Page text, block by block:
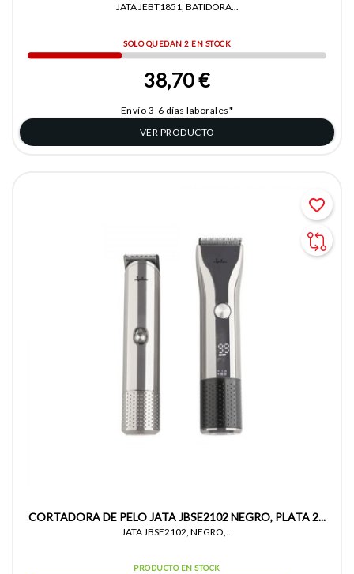
JATA JEBT1851, BATIDORA...
SOLO QUEDAN 2 EN STOCK
38,70 €
Envío 3-6 días laborales*
VER PRODUCTO
CORTADORA DE PELO JATA JBSE2102 NEGRO, PLATA 2...
JATA JBSE2102, NEGRO,...
PRODUCTO EN STOCK
favorite_border